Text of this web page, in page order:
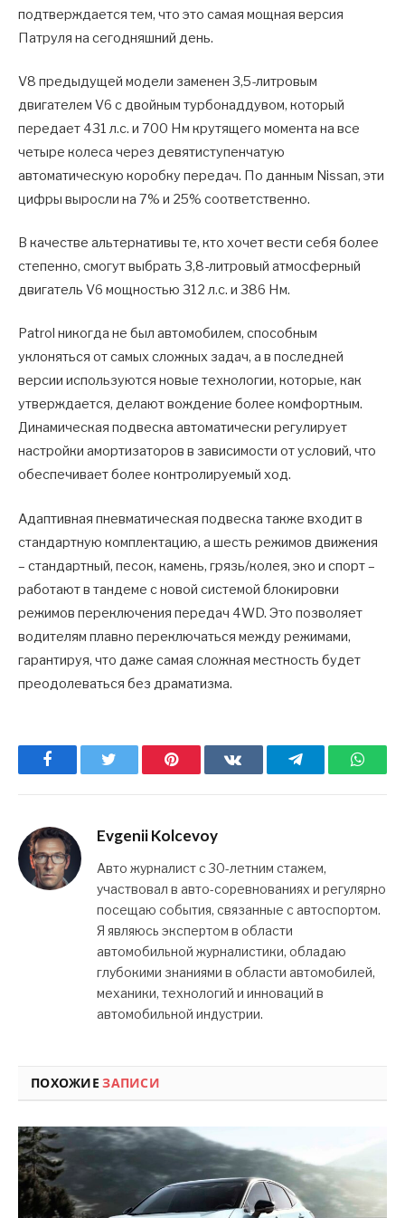
подтверждается тем, что это самая мощная версия
Патруля на сегодняшний день.
V8 предыдущей модели заменен 3,5-литровым
двигателем V6 с двойным турбонаддувом, который
передает 431 л.с. и 700 Нм крутящего момента на все
четыре колеса через девятиступенчатую
автоматическую коробку передач. По данным Nissan, эти
цифры выросли на 7% и 25% соответственно.
В качестве альтернативы те, кто хочет вести себя более
степенно, смогут выбрать 3,8-литровый атмосферный
двигатель V6 мощностью 312 л.с. и 386 Нм.
Patrol никогда не был автомобилем, способным
уклоняться от самых сложных задач, а в последней
версии используются новые технологии, которые, как
утверждается, делают вождение более комфортным.
Динамическая подвеска автоматически регулирует
настройки амортизаторов в зависимости от условий, что
обеспечивает более контролируемый ход.
Адаптивная пневматическая подвеска также входит в
стандартную комплектацию, а шесть режимов движения
– стандартный, песок, камень, грязь/колея, эко и спорт –
работают в тандеме с новой системой блокировки
режимов переключения передач 4WD. Это позволяет
водителям плавно переключаться между режимами,
гарантируя, что даже самая сложная местность будет
преодолеваться без драматизма.
Facebook Pinterest ВКонтактеTelegram
Evgenii Kolcevoy
Авто журналист с 30-летним стажем,
участвовал в авто-соревнованиях и регулярно
посещаю события, связанные с автоспортом.
Я являюсь экспертом в области
автомобильной журналистики, обладаю
глубокими знаниями в области автомобилей,
механики, технологий и инноваций в
автомобильной индустрии.
ПОХОЖИЕЗАПИСИ